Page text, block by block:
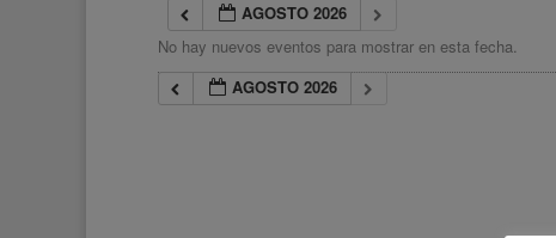
AGOSTO 2026
No hay nuevos eventos para mostrar en esta fecha.
AGOSTO 2026